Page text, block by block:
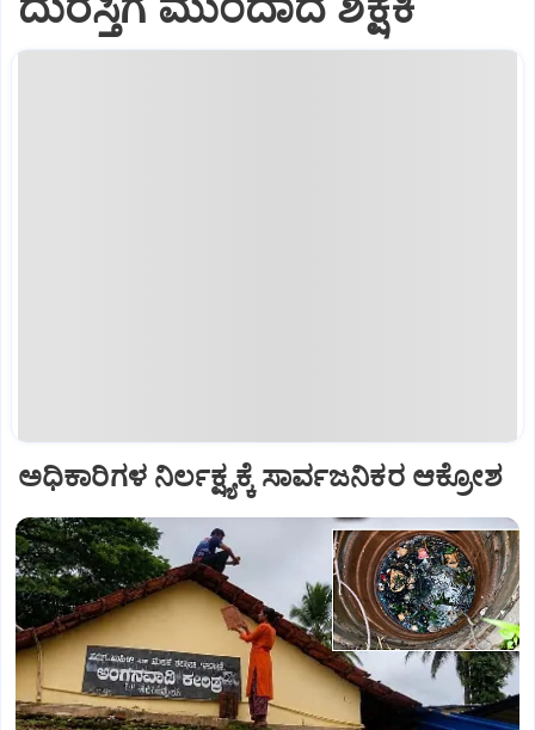
ಅಧಿಕಾರಿಗಳ ನಿರ್ಲಕ್ಷ್ಯಕ್ಕೆ ಸಾರ್ವಜನಿಕರ ಆಕ್ರೋಶ